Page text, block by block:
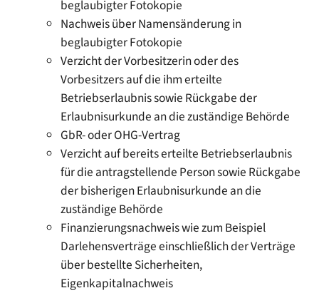
beglaubigter Fotokopie
Nachweis über Namensänderung in
beglaubigter Fotokopie
Verzicht der Vorbesitzerin oder des
Vorbesitzers auf die ihm erteilte
Betriebserlaubnis sowie Rückgabe der
Erlaubnisurkunde an die zuständige Behörde
GbR- oder OHG-Vertrag
Verzicht auf bereits erteilte Betriebserlaubnis
für die antragstellende Person sowie Rückgabe
der bisherigen Erlaubnisurkunde an die
zuständige Behörde
Finanzierungsnachweis wie zum Beispiel
Darlehensverträge einschließlich der Verträge
über bestellte Sicherheiten,
Eigenkapitalnachweis